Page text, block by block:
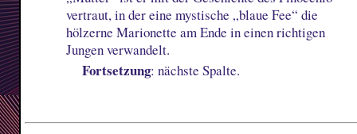
vertraut, in der eine mystische „blaue Fee“ die
hölzerne Marionette am Ende in einen richtigen
Jungen verwandelt.
Fortsetzung: nächste Spalte.